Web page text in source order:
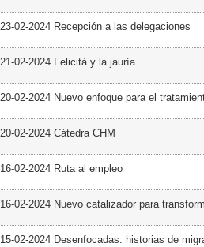
23-02-2024 Recepción a las delegaciones
21-02-2024 Felicità y la jauría
20-02-2024 Nuevo enfoque para el
20-02-2024 Cátedra CHM
16-02-2024 Ruta al empleo
16-02-2024 Nuevo catalizador para
15-02-2024 Desenfocadas: historias de